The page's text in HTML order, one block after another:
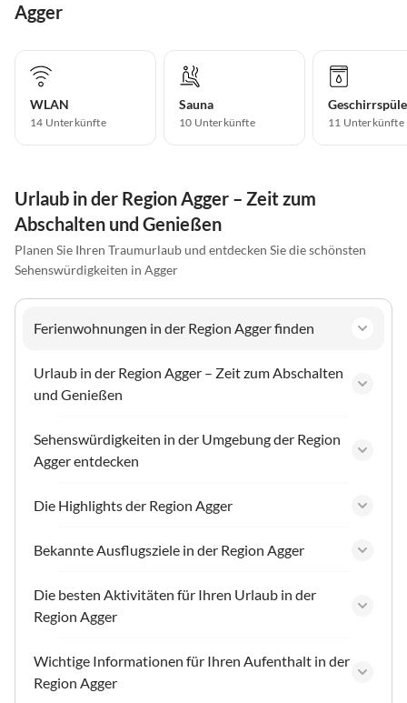
Agger
WLAN
14 Unterkünfte
Sauna
10 Unterkünfte 11 Unterkünfte
Urlaub in der Region Agger – Zeit zum
Abschalten und Genießen
Planen Sie Ihren Traumurlaub und entdecken Sie die schönsten
Sehenswürdigkeiten in Agger
Ferienwohnungen in der Region Agger finden
Urlaub in der Region Agger – Zeit zum Abschalten
und Genießen
Sehenswürdigkeiten in der Umgebung der Region
Agger entdecken
Die Highlights der Region Agger
Bekannte Ausflugsziele in der Region Agger
Die besten Aktivitäten für Ihren Urlaub in der
Region Agger
Wichtige Informationen für Ihren Aufenthalt in der
Region Agger